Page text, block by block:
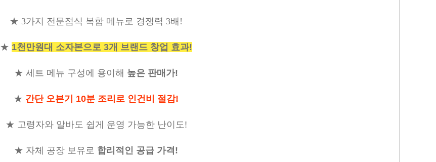
★ 3가지 전문점식 복합 메뉴로 경쟁력 3배 !
★ 1천만원대 소자본으로 3개 브랜드 창업 효과!
★ 세트 메뉴 구성에 용이해 높은 판매가!
★ 간단 오븐기 10분 조리로 인건비 절감!
★ 고령자와 알바도 쉽게 운영 가능한 난이도!
★ 자체 공장 보유로 합리적인 공급 가격 !